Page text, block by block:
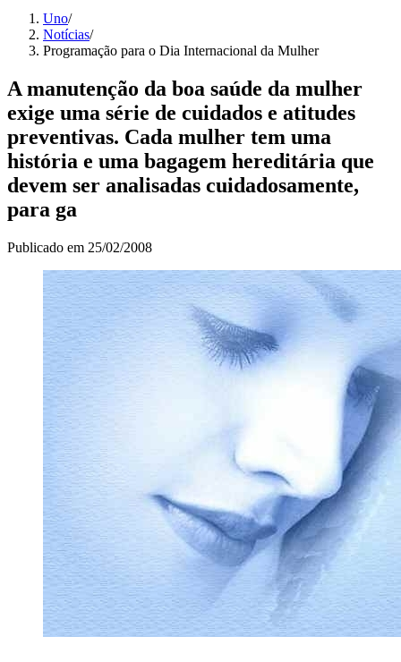
Uno/
Notícias/
Programação para o Dia Internacional da Mulher
A manutenção da boa saúde da mulher
exige uma série de cuidados e atitudes
preventivas. Cada mulher tem uma
história e uma bagagem hereditária que
devem ser analisadas cuidadosamente,
para ga
Publicado em 25/02/2008